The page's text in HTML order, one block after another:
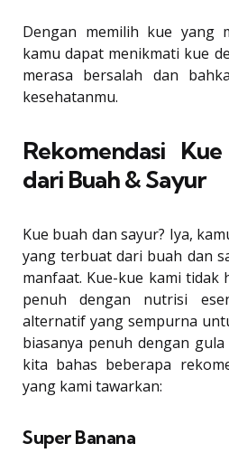
Dengan memilih kue yang
kamu dapat menikmati kue
merasa bersalah dan
kesehatanmu.
Rekomendasi
dari Buah & Sayur
Kue buah dan sayur? Iya,
yang terbuat dari buah dan
manfaat. Kue-kue kami tidak
penuh dengan nutrisi
alternatif yang sempurna
biasanya penuh dengan
kita bahas beberapa
yang kami tawarkan:
Super Banana